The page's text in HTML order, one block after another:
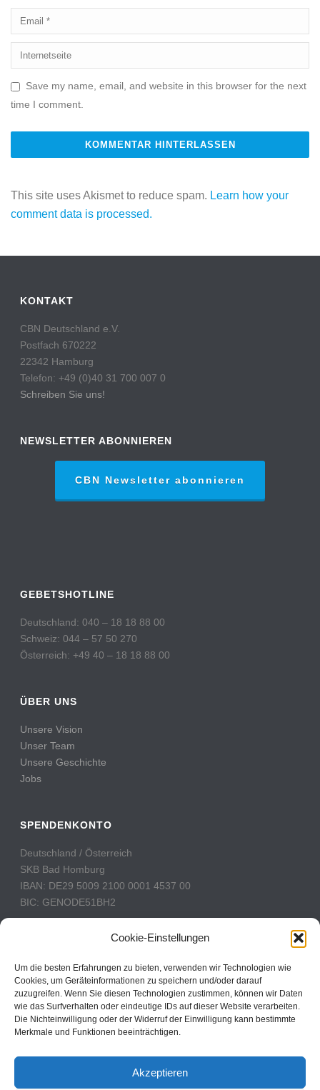
Cookie-Einstellungen
Um die besten Erfahrungen zu bieten, verwenden wir Technologien wie
Cookies, um Geräteinformationen zu speichern und/oder darauf
zuzugreifen. Wenn Sie diesen Technologien zustimmen, können wir Daten
wie das Surfverhalten oder eindeutige IDs auf dieser Website verarbeiten.
Die Nichteinwilligung oder der Widerruf der Einwilligung kann bestimmte
Merkmale und Funktionen beeinträchtigen.
Akzeptieren
Save my name, email, and website in this browser for the next
time I comment.
This site uses Akismet to reduce spam. Learn how your
comment data is processed.
KONTAKT
CBN Deutschland e.V.
Postfach 670222
22342 Hamburg
Telefon: +49 (0)40 31 700 007 0
Schreiben Sie uns!
NEWSLETTER ABONNIEREN
CBN Newsletter abonnieren
GEBETSHOTLINE
Deutschland: 040 – 18 18 88 00
Schweiz: 044 – 57 50 270
Österreich: +49 40 – 18 18 88 00
ÜBER UNS
Unsere Vision
Unser Team
Unsere Geschichte
Jobs
SPENDENKONTO
Deutschland / Österreich
SKB Bad Homburg
IBAN: DE29 5009 2100 0001 4537 00
BIC: GENODE51BH2
Konto: 60-742493-7
IBAN: CH31 0900 0000 6074 2493 7
BIC: POFICHBEXXX
CBN Deutschland © 2024